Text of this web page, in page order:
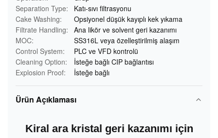
Separation Type:
Katı-sıvı filtrasyonu
Cake Washing:
Opsiyonel düşük kayıplı kek yıkama
Filtrate Handling:
Ana likör ve solvent geri kazanımı
MOC:
SS316L veya özelleştirilmiş alaşım
Control System:
PLC ve VFD kontrolü
Cleaning Option:
İsteğe bağlı CIP bağlantısı
Explosion Proof:
İsteğe bağlı
Ürün Açıklaması
Kiral ara kristal geri kazanımı için